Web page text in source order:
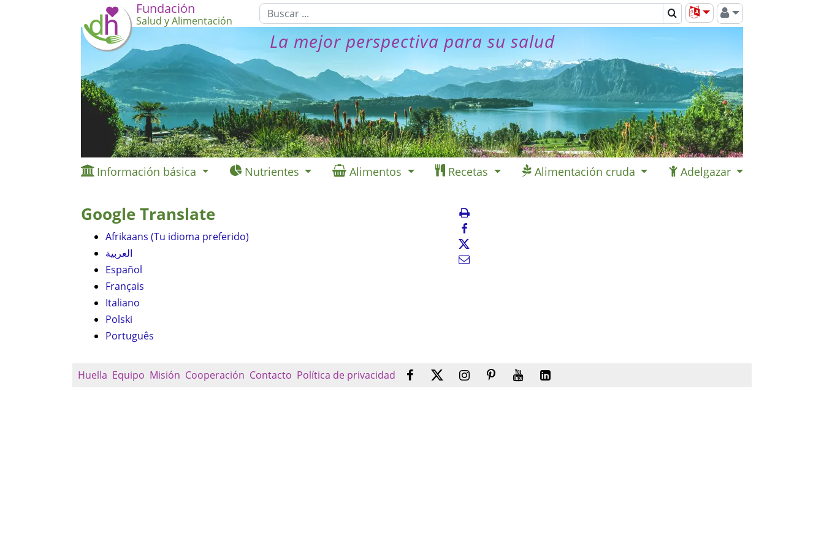
Fundación
Salud y Alimentación
La mejor perspectiva para su salud
Información básica Nutrientes Alimentos Recetas Alimentación cruda Adelgazar
Google Translate
Afrikaans (Tu idioma preferido)
العربية
Español
Français
Italiano
Polski
Português
Huella Equipo Misión Cooperación Contacto Política de privacidad